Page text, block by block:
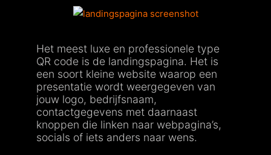
Het meest luxe en professionele type
QR code is de landingspagina. Het is
een soort kleine website waarop een
presentatie wordt weergegeven van
jouw logo, bedrijfsnaam,
contactgegevens met daarnaast
knoppen die linken naar webpagina’s,
socials of iets anders naar wens.